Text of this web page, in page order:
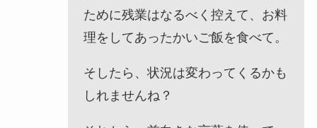
ために残業はなるべく控えて、お料
理をしてあったかいご飯を食べて。
そしたら、状況は変わってくるかも
しれませんね？